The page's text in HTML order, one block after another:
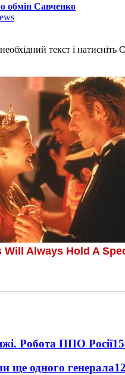
обмін Савченко
текст і
Робота ППО Росії
ще одного генерала